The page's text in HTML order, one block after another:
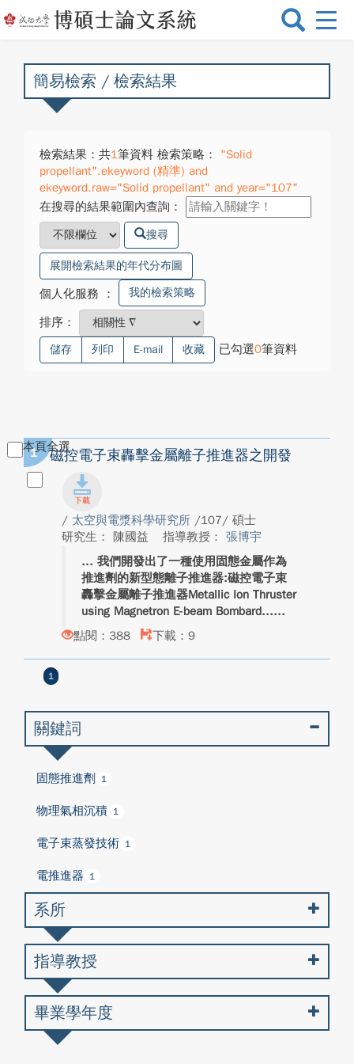
選
換
簡易檢索 / 檢索結果
檢索結果：共1筆資料 檢索策略：
"Solid
propellant".ekeyword (精準) and
ekeyword.raw="Solid propellant" and year="107"
在搜尋的結果範圍內查詢：
搜尋
展開檢索結果的年代分布圖
個人化服務 ： 我的檢索策略
排序：
儲存 列印 E-mail 收藏 已勾選0筆資料
本頁全選
1 磁控電子束轟擊金屬離子推進器之開發
/ 太空與電漿科學研究所 /107/ 碩士
研究生： 陳國益
指導教授： 張博宇
我們開發出了一種使用固態金屬作為
推進劑的新型態離子推進器:磁控電子束
轟擊金屬離子推進器Metallic Ion Thruster
using Magnetron E-beam Bombard...
點閱：388
下載：9
1
關鍵詞
固態推進劑 1
物理氣相沉積 1
電子束蒸發技術 1
電推進器 1
系所
指導教授
畢業學年度